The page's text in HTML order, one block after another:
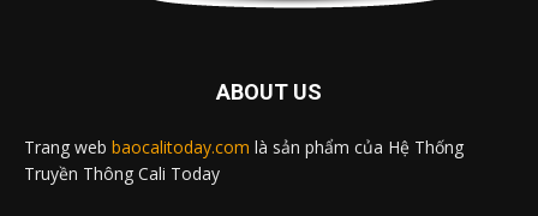
ABOUT US
Trang web baocalitoday.com là sản phẩm của Hệ Thống
Truyền Thông Cali Today